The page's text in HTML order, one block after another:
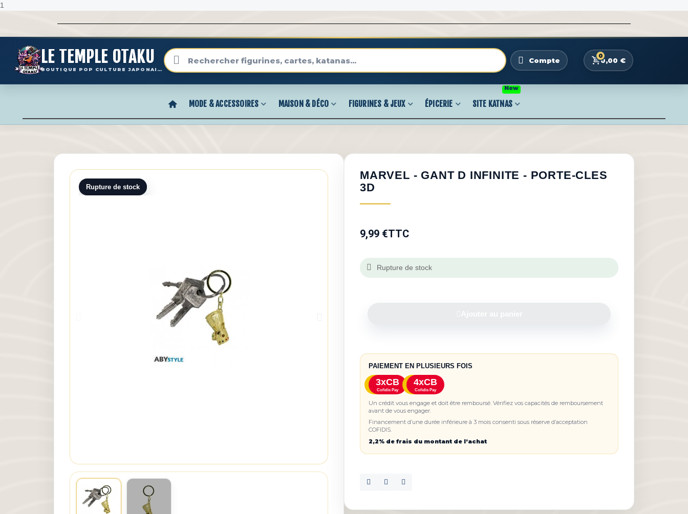
1
LE TEMPLE OTAKU
BOUTIQUE POP CULTURE JAPONAISE
Compte
0
0,00 €
MODE & ACCESSOIRES MAISON & DÉCO FIGURINES & JEUX ÉPICERIE SITE KATNAS
New
Rupture de stock
MARVEL - GANT D INFINITE - PORTE-CLES
3D
9,99 €TTC
Rupture de stock
PAIEMENT EN PLUSIEURS FOIS
3xCB
Cofidis Pay
4xCB
Cofidis Pay
Un crédit vous engage et doit être remboursé. Vérifiez vos capacités de remboursement
avant de vous engager.
Financement d’une durée inférieure à 3 mois consenti sous réserve d’acceptation
COFIDIS.
2,2% de frais du montant de l’achat